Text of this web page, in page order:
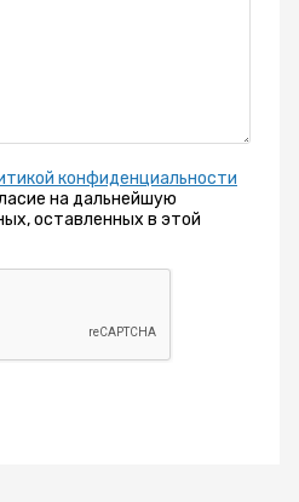
конфиденциальности
на дальнейшую
оставленных в этой